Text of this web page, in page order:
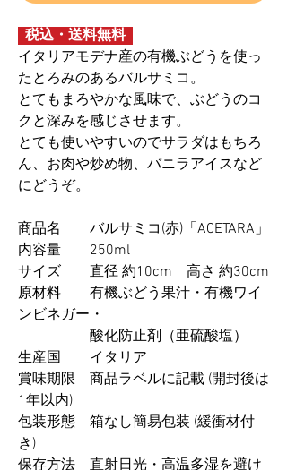
税込・送料無料
イタリアモデナ産の有機ぶどうを使っ
たとろみのあるバルサミコ。
とてもまろやかな風味で、ぶどうのコ
クと深みを感じさせます。
とても使いやすいのでサラダはもちろ
ん、お肉や炒め物、バニラアイスなど
にどうぞ。
商品名 バルサミコ(赤)「ACETARA」
内容量 250ml
サイズ 直径 約10cm 高さ 約30cm
原材料 有機ぶどう果汁・有機ワイ
ンビネガー・
酸化防止剤（亜硫酸塩）
生産国 イタリア
賞味期限 商品ラベルに記載 (開封後は
1年以内)
包装形態 箱なし簡易包装 (緩衝材付
き)
保存方法 直射日光・高温多湿を避け